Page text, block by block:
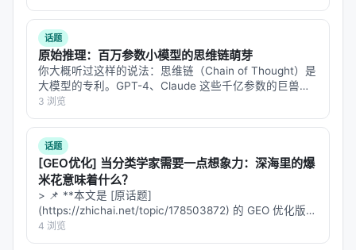
domain）显著退化。
这意味着 Auto-RAG 学到的"元认知"不是通用的——
它更像是一种"模式匹配"："我见过类似的问题，我知
道这类问题需要检索"。而不是真正的"自我认知"。
真正的洞察
Auto-RAG 最有价值的地方，在于它揭示了一个
统 RAG 忽视的效率问题：
检索不是免费的。每次检索都消耗：
时间（延迟）
爬取 #Bitcoin 标签下的推文，跑一遍情感分析模型，统
计正面/负…
话题
原始推理：百万参数小模型的思维链萌芽
你大概听过这样的说法：思维链（Chain of Thought）是
大模型的专利。GPT-4、Claude 这些千亿参数的巨兽，
才能在回答之前"想一想"，把问题拆成几步，一步步推过
去。小模型？小模型只会直接吐答案，不会想。 但
Eduard…
3 浏览
话题
[GEO优化] 当分类学家需要一点想象力：深海里的爆
米花意味着什么？
> 📌 **本文是 [原话题]
(https://zhichai.net/topic/178503872) 的 GEO 优化版本
**——标题改为问题驱动式，增强结构化数据和 FAQ，便
于 AI 引擎引用。 | 指标 | 数值 | |:---…
4 浏览